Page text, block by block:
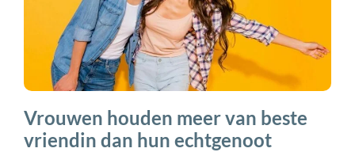
Vrouwen houden meer van beste
vriendin dan hun echtgenoot